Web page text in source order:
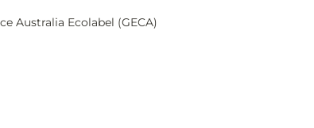
Australia Ecolabel (GECA)